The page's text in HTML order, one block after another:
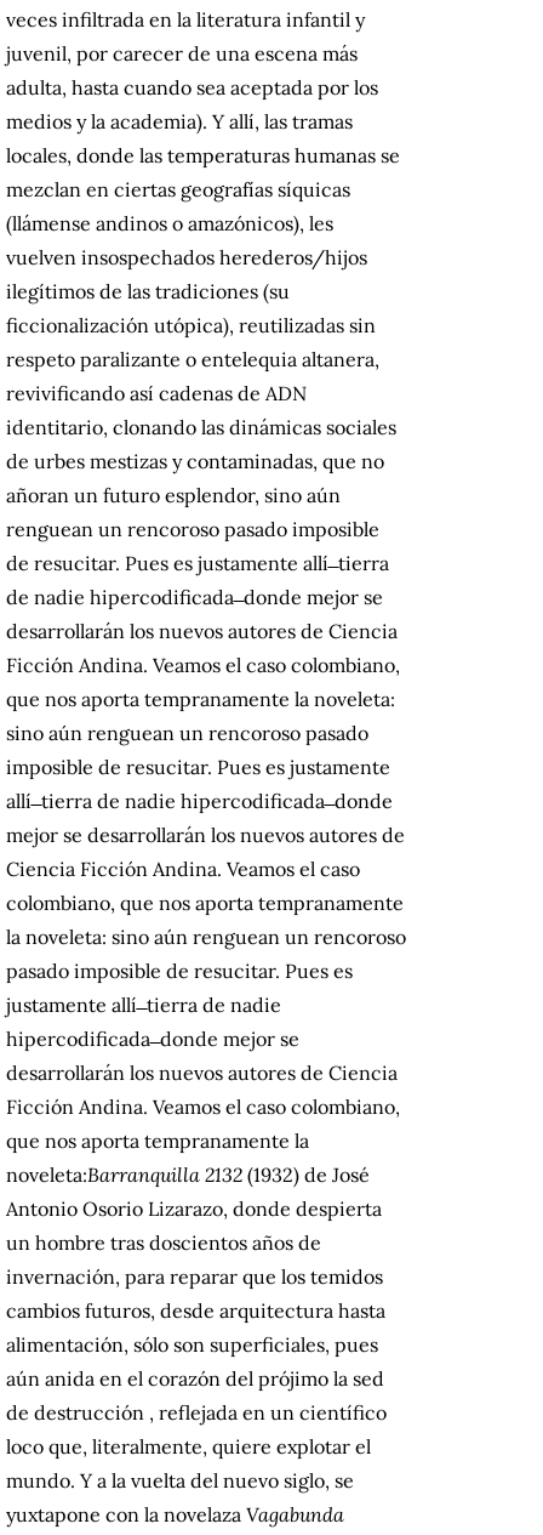
veces infiltrada en la literatura infantil y
juvenil, por carecer de una escena más
adulta, hasta cuando sea aceptada por los
medios y la academia). Y allí, las tramas
locales, donde las temperaturas humanas se
mezclan en ciertas geografías síquicas
(llámense andinos o amazónicos), les
vuelven insospechados herederos/hijos
ilegítimos de las tradiciones (su
ficcionalización utópica), reutilizadas sin
respeto paralizante o entelequia altanera,
revivificando así cadenas de ADN
identitario, clonando las dinámicas sociales
de urbes mestizas y contaminadas, que no
añoran un futuro esplendor, sino aún
renguean un rencoroso pasado imposible
de resucitar. Pues es justamente allí ̶ tierra
de nadie hipercodificada ̶ donde mejor se
desarrollarán los nuevos autores de Ciencia
Ficción Andina. Veamos el caso colombiano,
que nos aporta tempranamente la noveleta:
sino aún renguean un rencoroso pasado
imposible de resucitar. Pues es justamente
allí ̶ tierra de nadie hipercodificada ̶ donde
mejor se desarrollarán los nuevos autores de
Ciencia Ficción Andina. Veamos el caso
colombiano, que nos aporta tempranamente
la noveleta: sino aún renguean un rencoroso
pasado imposible de resucitar. Pues es
justamente allí ̶ tierra de nadie
hipercodificada ̶ donde mejor se
desarrollarán los nuevos autores de Ciencia
Ficción Andina. Veamos el caso colombiano,
que nos aporta tempranamente la
noveleta:Barranquilla 2132 (1932) de José
Antonio Osorio Lizarazo, donde despierta
un hombre tras doscientos años de
invernación, para reparar que los temidos
cambios futuros, desde arquitectura hasta
alimentación, sólo son superficiales, pues
aún anida en el corazón del prójimo la sed
de destrucción , reflejada en un científico
loco que, literalmente, quiere explotar el
mundo. Y a la vuelta del nuevo siglo, se
yuxtapone con la novelaza Vagabunda